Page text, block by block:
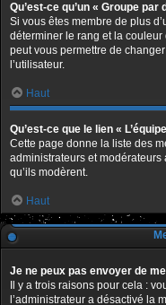
Qu’est-ce qu’un « Groupe par
Si vous êtes membre de plus
déterminer le rang et la couleur
peut vous permettre de
l’utilisateur.
Haut
Qu’est-ce que le lien «
Cette page donne la liste des
administrateurs et modérateurs
qu’ils modèrent.
Haut
Je ne peux pas envoyer de
Il y a trois raisons pour cela :
l’administrateur a désactivé la